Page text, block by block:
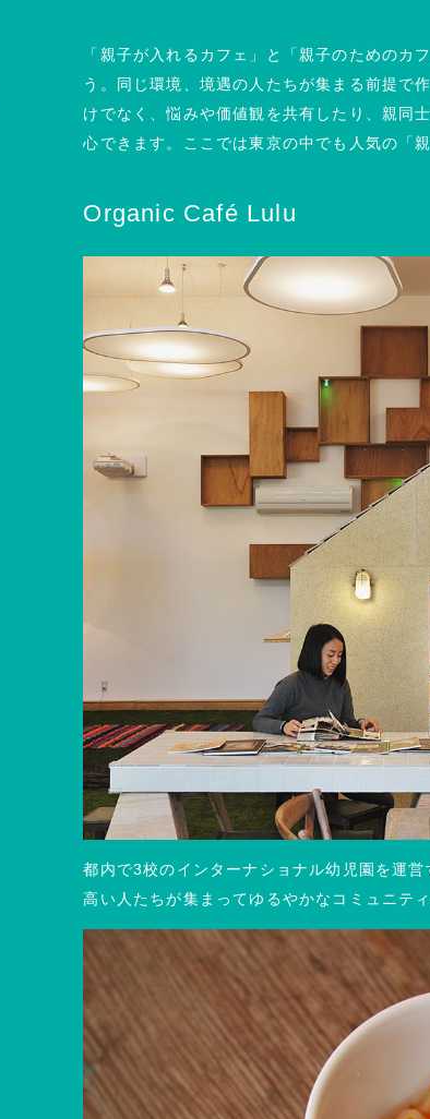
「親子が入れるカフェ」と「親子のためのカ
う。同じ環境、境遇の人たちが集まる前提で
けでなく、悩みや価値観を共有したり、親同
心できます。ここでは東京の中でも人気の「
Organic Café Lulu
都内で3校のインターナショナル幼児園を運
高い人たちが集まってゆるやかなコミュニテ